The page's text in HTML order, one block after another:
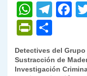
W
h
at
s
T
gr
F
e
P
ri
nt
o
m
Detectives del
Sustracción de
Investigación